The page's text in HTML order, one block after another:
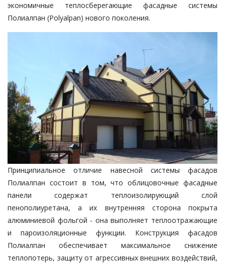
экономичные теплосберегающие фасадные системы
Полиалпан (Polyalpan) нового поколения.
Принципиальное отличие навесной системы фасадов
Полиалпан состоит в том, что облицовочные фасадные
панели содержат теплоизолирующий слой
пенополиуретана, а их внутренняя сторона покрыта
алюминиевой фольгой - она выполняет теплоотражающие
и пароизоляционные функции. Конструкция фасадов
Полиалпан обеспечивает максимальное снижение
теплопотерь, защиту от агрессивных внешних воздействий,